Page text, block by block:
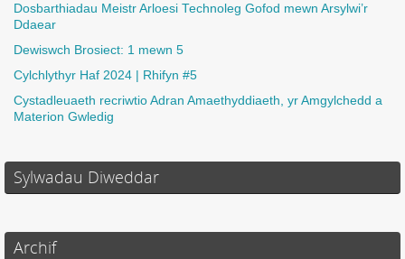
Dosbarthiadau Meistr Arloesi Technoleg Gofod mewn Arsylwi’r
Ddaear
Dewiswch Brosiect: 1 mewn 5
Cylchlythyr Haf 2024 | Rhifyn #5
Cystadleuaeth recriwtio Adran Amaethyddiaeth, yr Amgylchedd a
Materion Gwledig
Sylwadau Diweddar
Archif